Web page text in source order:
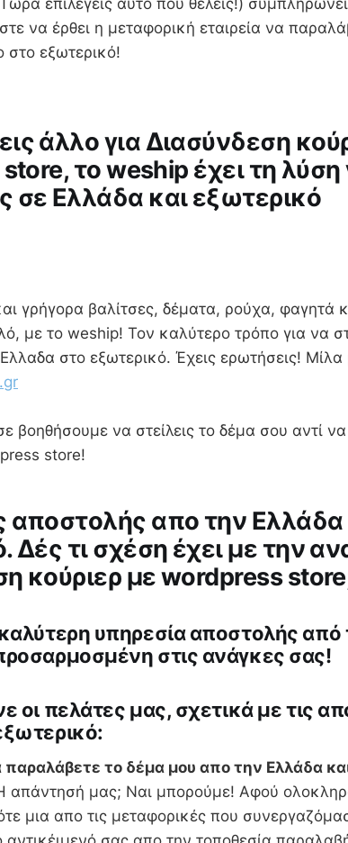
να έρθει η μεταφορική εταιρεία να
στο εξωτερικό!
άλλο για Διασύνδεση
το weship έχει τη λύση
σε Ελλάδα και εξωτερικό
γρήγορα βαλίτσες, δέματα, ρούχα, φαγητά
με το weship! Τον καλύτερο τρόπο για να
στο εξωτερικό. Έχεις ερωτήσεις! Μίλα
βοηθήσουμε να στείλεις το δέμα σου αντί
store!
αποστολής απο την Ελλάδα
Δές τι σχέση έχει με την
κούριερ με wordpress
υπηρεσία αποστολής από
στις ανάγκες σας!
οι πελάτες μας, σχετικά με τις
το δέμα μου απο την Ελλάδα
απάντησή μας; Ναι μπορούμε! Αφού
μια απο τις μεταφορικές που